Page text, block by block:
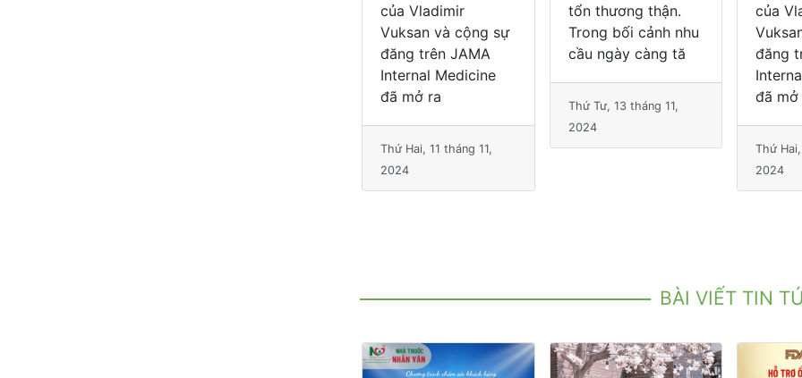
tổn thương thận.
Trong bối cảnh nhu
cầu ngày càng tă
Thứ Tư, 13 tháng 11,
2024
của Vladimir
Vuksan và cộng sự
đăng trên JAMA
Thứ Hai, 11 tháng 11,
tổn
Trong
cầu
Thứ Tư,
2024
BÀI VIẾT TIN